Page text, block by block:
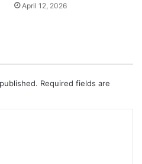
April 12, 2026
Required fields are